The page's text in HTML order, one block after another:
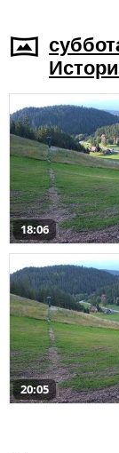
18:06
20:05